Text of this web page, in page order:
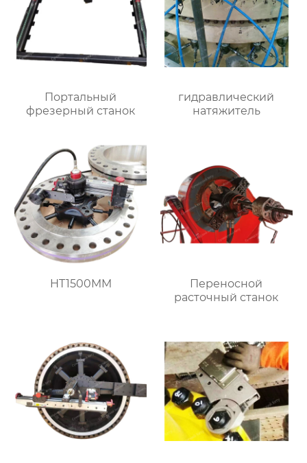
Портальный
фрезерный станок
гидравлический
натяжитель
HT1500MM
Переносной
расточный станок